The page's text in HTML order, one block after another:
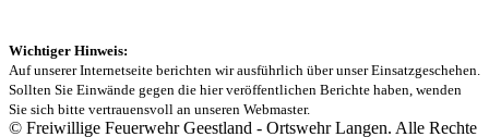
Wichtiger Hinweis:
Auf unserer Internetseite berichten wir ausführlich über unser Einsatzgeschehen.
Sollten Sie Einwände gegen die hier veröffentlichen Berichte haben, wenden
Sie sich bitte vertrauensvoll an unseren Webmaster.
© Freiwillige Feuerwehr Geestland - Ortswehr Langen. Alle Rechte